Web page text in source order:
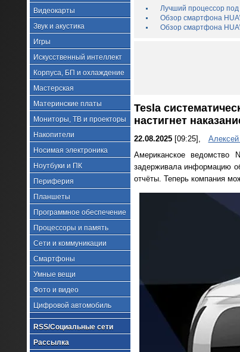
Видеокарты
Звук и акустика
Игры
Искусственный интеллект
Корпуса, БП и охлаждение
Мастерская
Материнские платы
Мониторы, ТВ и проекторы
Накопители
Носимая электроника
Ноутбуки и ПК
Периферия
Планшеты
Программное обеспечение
Процессоры и память
Сети и коммуникации
Смартфоны
Умные вещи
Фото и видео
Цифровой автомобиль
RSS/Социальные сети
Рассылка
Лучший процессор под
Обзор смартфона
Обзор смартфона
Tesla
настигнет
22.08.2025[09:25],
Американское ведомство
задерживала информацию
отчёты. Теперь компания